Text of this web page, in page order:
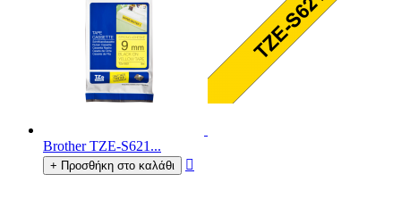
Brother TZE-S621...
+ Προσθήκη στο καλάθι 